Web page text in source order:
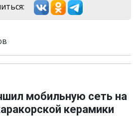
мобильную сеть на
керамики